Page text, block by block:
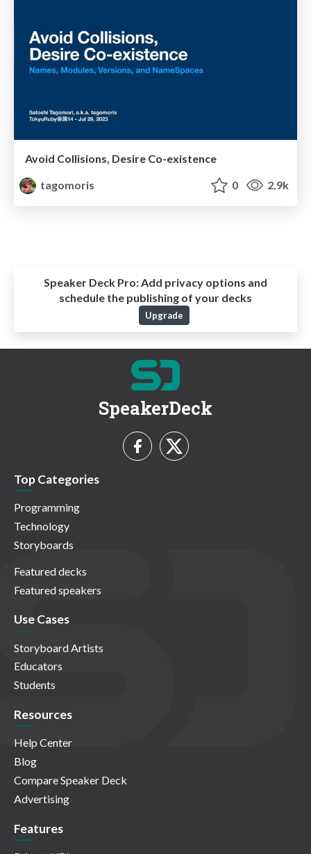
Avoid Collisions, Desire Co-existence
tagomoris
0 2.9k
Speaker Deck Pro: Add privacy options and
schedule the publishing of your decks
Upgrade
SpeakerDeck
Top Categories
Programming
Technology
Storyboards
Featured decks
Featured speakers
Use Cases
Storyboard Artists
Educators
Students
Resources
Help Center
Blog
Compare Speaker Deck
Advertising
Features